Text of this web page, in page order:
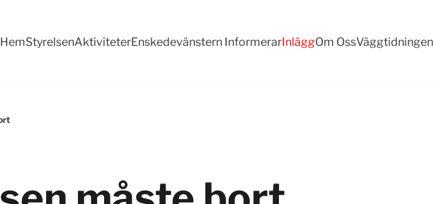
HemStyrelsenAktiviteterEnskedevänstern InformerarInläggOm OssVäggtidningen